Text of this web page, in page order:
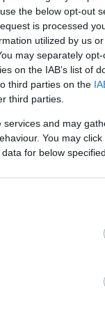
the below opt-out
is processed
utilized by us
may separately
on the IAB’s list of
third parties on the
third parties.
and may
You may
for below
Ο Τραβάντε
4 ασίστ και 3